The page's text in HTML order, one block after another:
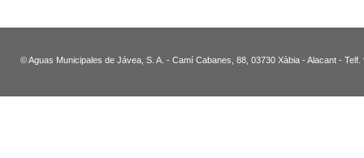
© Aguas Municipales de Jávea, S. A. - Camí Cabanes, 88, 03730 Xàbia - Alacant -